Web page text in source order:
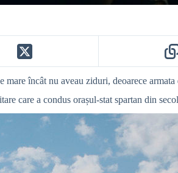
încât nu aveau ziduri, deoarece
care a condus orașul-stat spartan din